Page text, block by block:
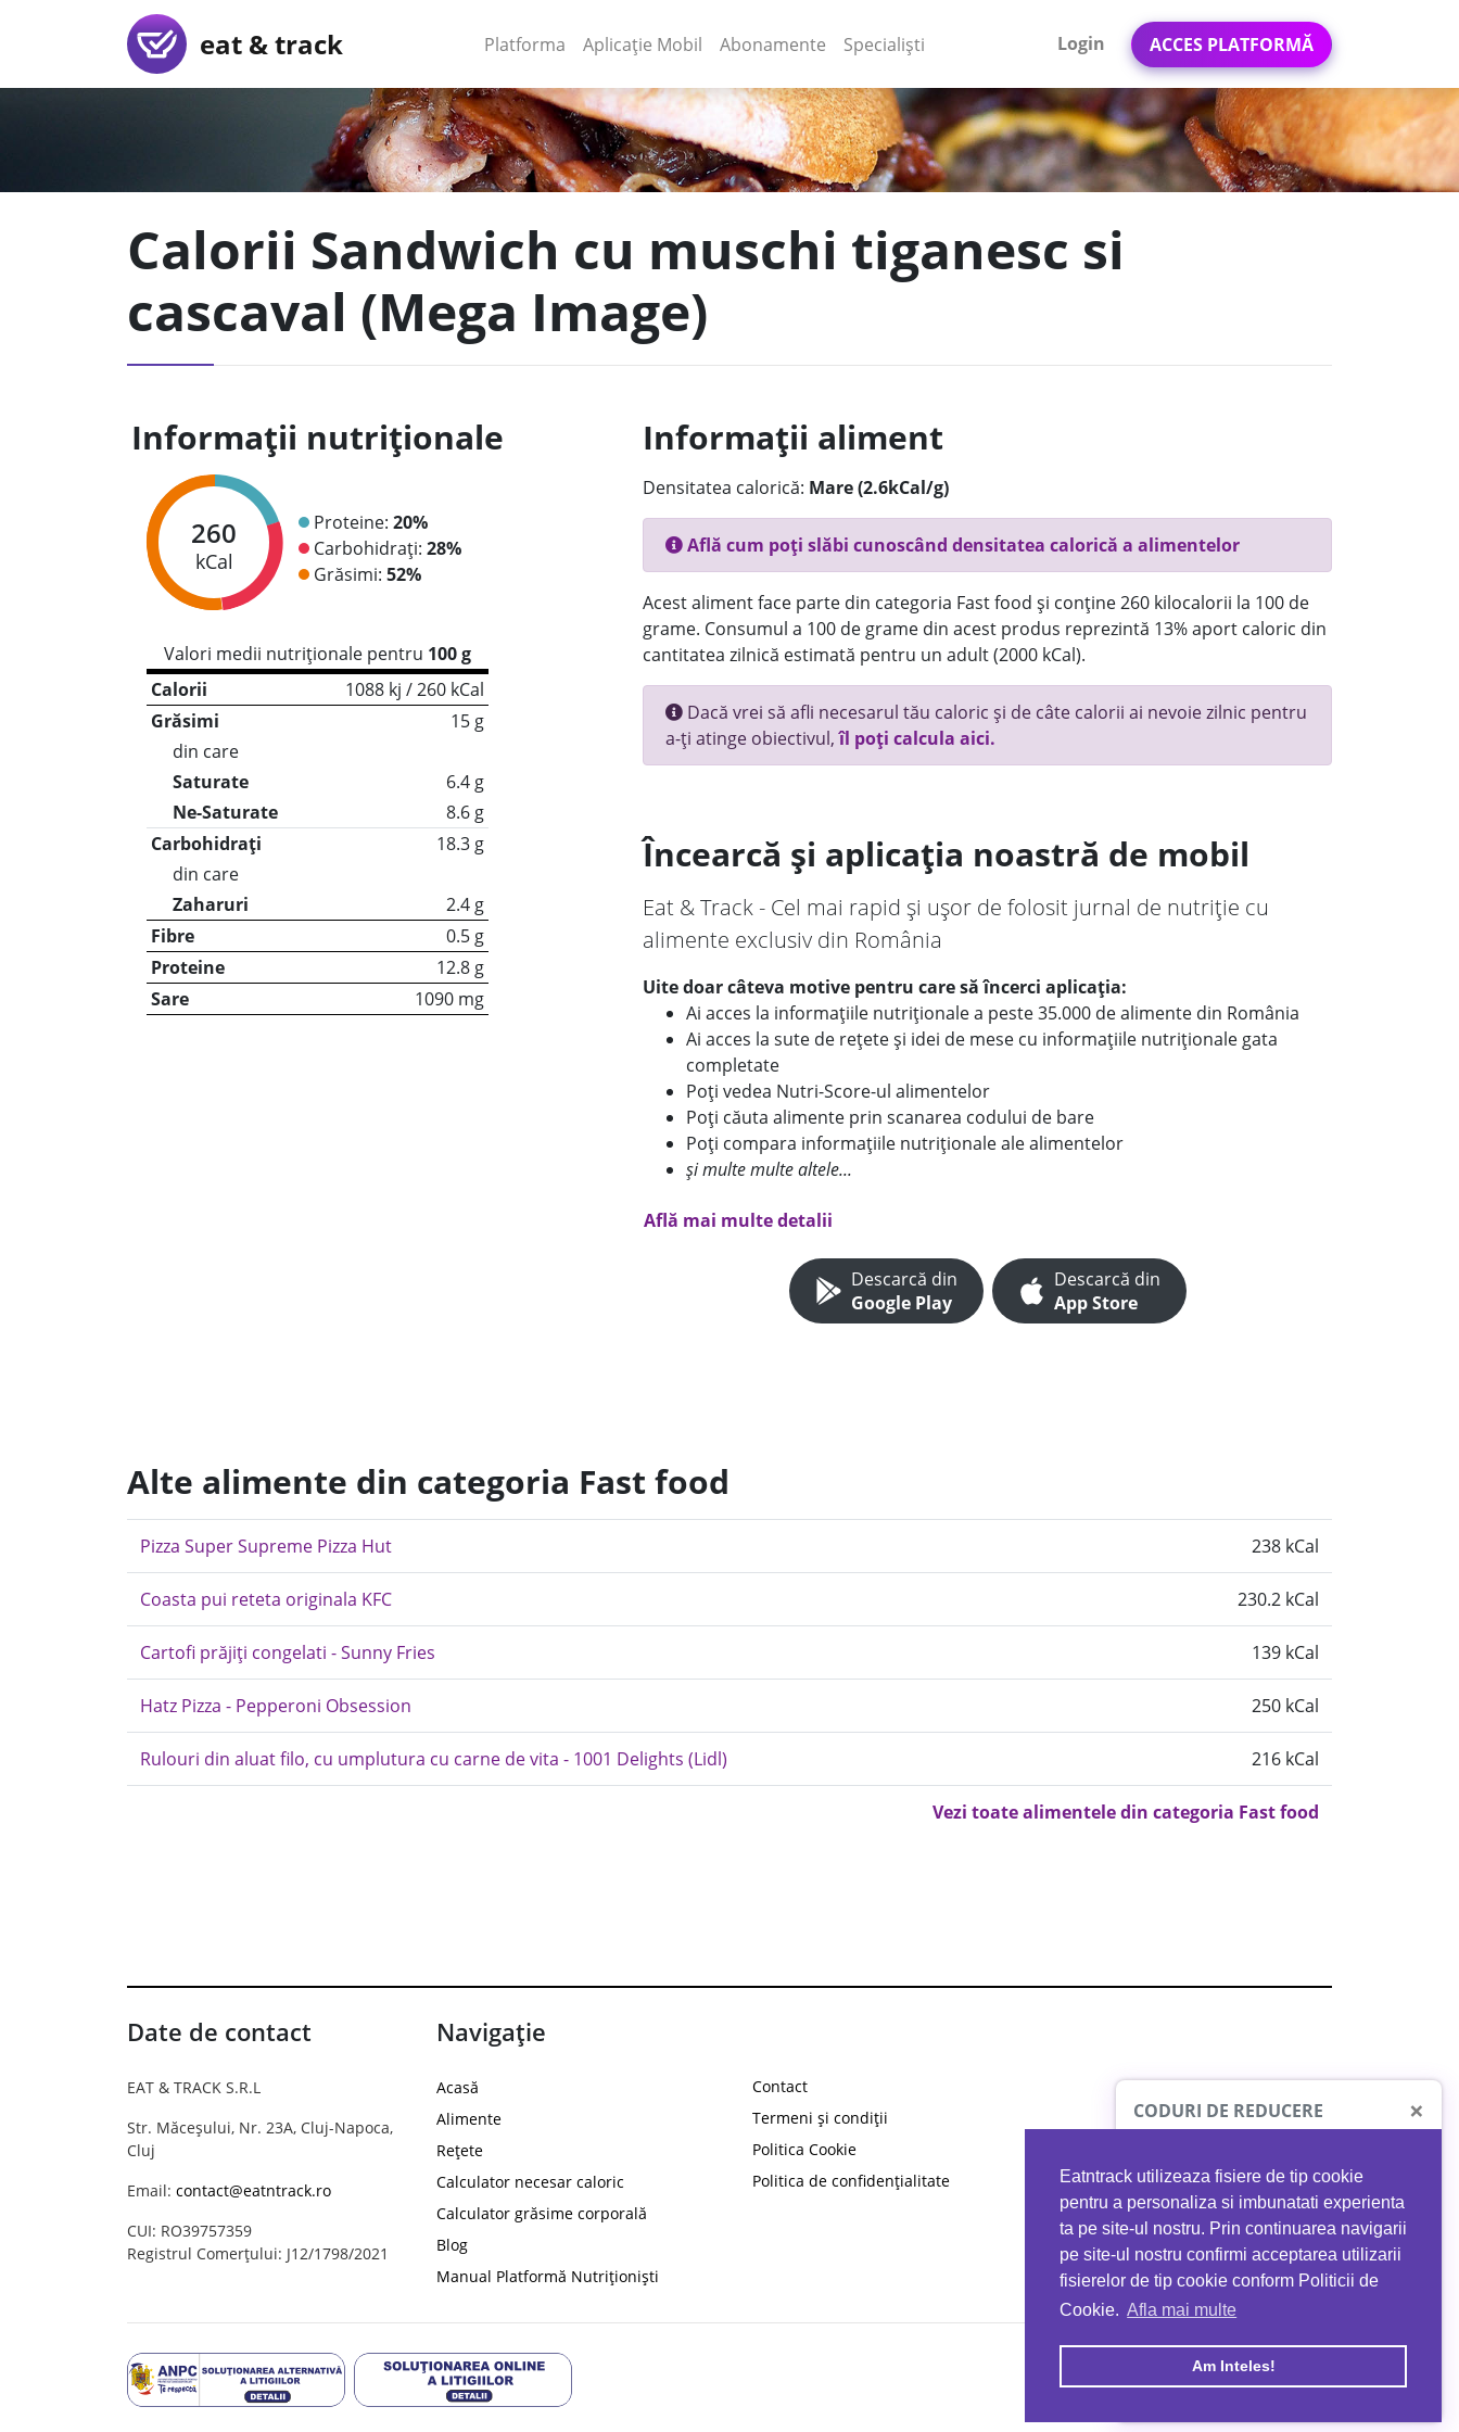
Eatntrack utilizeaza fisiere de tip cookie
pentru a personaliza si imbunatati experienta
ta pe site-ul nostru. Prin continuarea navigarii
pe site-ul nostru confirmi acceptarea utilizarii
fisierelor de tip cookie conform Politicii de
Cookie. Afla mai multe
Am Inteles!
eat & track Platforma (current)
Aplicație Mobil (current)
Abonamente Specialiști Login ACCES PLATFORMĂ
Calorii Sandwich cu muschi tiganesc si
cascaval (Mega Image)
Informații nutriționale
260
kCal
Proteine: 20%
Carbohidrați: 28%
Grăsimi: 52%
Valori medii nutriționale pentru 100 g
Calorii
1088 kj / 260 kCal
Grăsimi
15 g
din care
Saturate
6.4 g
Ne-Saturate
8.6 g
Carbohidrați
18.3 g
din care
Zaharuri
2.4 g
Fibre
0.5 g
Proteine
12.8 g
Sare
1090 mg
Informații aliment
Densitatea calorică: Mare (2.6kCal/g)
Află cum poți slăbi cunoscând densitatea calorică a alimentelor
Acest aliment face parte din categoria Fast food și conține 260 kilocalorii la 100 de
grame. Consumul a 100 de grame din acest produs reprezintă 13% aport caloric din
cantitatea zilnică estimată pentru un adult (2000 kCal).
Dacă vrei să afli necesarul tău caloric și de câte calorii ai nevoie zilnic pentru
a-ți atinge obiectivul,îl poți calcula aici.
Încearcă și aplicația noastră de mobil
Eat & Track - Cel mai rapid și ușor de folosit jurnal de nutriție cu
alimente exclusiv din România
Uite doar câteva motive pentru care să încerci aplicația:
Ai acces la informațiile nutriționale a peste 35.000 de alimente din România
Ai acces la sute de rețete și idei de mese cu informațiile nutriționale gata
completate
Poți vedea Nutri-Score-ul alimentelor
Poți căuta alimente prin scanarea codului de bare
Poți compara informațiile nutriționale ale alimentelor
și multe multe altele...
Află mai multe detalii
Descarcă din
Google Play
Descarcă din
App Store
Alte alimente din categoria Fast food
Pizza Super Supreme Pizza Hut 238 kCal
Coasta pui reteta originala KFC 230.2 kCal
Cartofi prăjiți congelati - Sunny Fries 139 kCal
Hatz Pizza - Pepperoni Obsession 250 kCal
Rulouri din aluat filo, cu umplutura cu carne de vita - 1001 Delights (Lidl) 216 kCal
Vezi toate alimentele din categoria Fast food
Date de contact
EAT & TRACK S.R.L
Str. Măceșului, Nr. 23A, Cluj-Napoca,
Cluj
Email: contact@eatntrack.ro
CUI: RO39757359
Registrul Comerțului: J12/1798/2021
Navigație
Acasă
Alimente
Rețete
Calculator necesar caloric
Calculator grăsime corporală
Blog
Manual Platformă Nutriționiști
Contact
Termeni și condiții
Politica Cookie
Politica de confidențialitate
CODURI DE REDUCERE ×
PROTO41
reducere la orice comandă
EATNTRACK
MYPROTEIN
Ai40%reducere la orice comandă
folosind codul EATTRACK